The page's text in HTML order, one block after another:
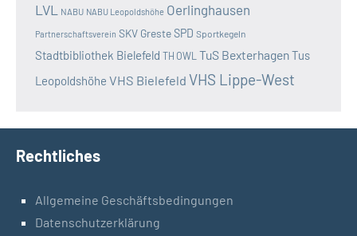
LVL NABU NABU Leopoldshöhe Oerlinghausen
Partnerschaftsverein SKV GresteSPD Sportkegeln
Stadtbibliothek Bielefeld TH OWL TuS BexterhagenTus
Leopoldshöhe VHS Bielefeld VHS Lippe-West
Rechtliches
Allgemeine Geschäftsbedingungen
Datenschutzerklärung